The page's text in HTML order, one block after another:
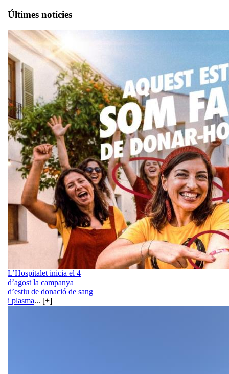
Últimes notícies
L’Hospitalet inicia el 4
d’agost la campanya
d’estiu de donació de sang
i plasma... [+]